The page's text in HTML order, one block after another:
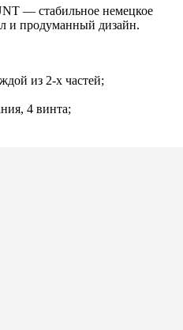
— стабильное немецкое
и продуманный дизайн.
из 2-х частей;
4 винта;